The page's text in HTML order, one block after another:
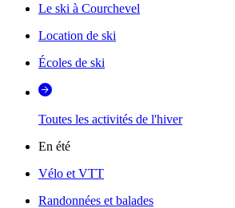
Le ski à Courchevel
Location de ski
Écoles de ski
Toutes les activités de l'hiver
En été
Vélo et VTT
Randonnées et balades